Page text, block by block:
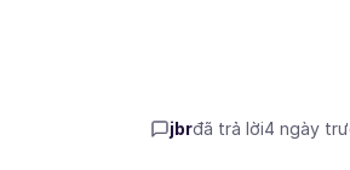
jbrđã trả lời4 ngày